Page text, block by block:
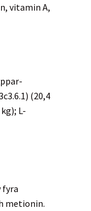
vitamin A,
(20,4
L-
fyra
metionin.